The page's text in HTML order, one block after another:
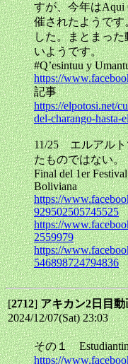
すが、今年はAqui
催されたようで
した。まとまっ
いようです。
#Q’esintuu y
https://
記事
https://elpotosi.net/
del-charango-hasta-
11/25 エルアルト
たものではない。
Final del 1er
Boliviana
https://
929502505745525
https://
2559979
https://
546898724794836
[2712]アキカン2日目動
2024/12/07(Sat) 23:03
その１
https://